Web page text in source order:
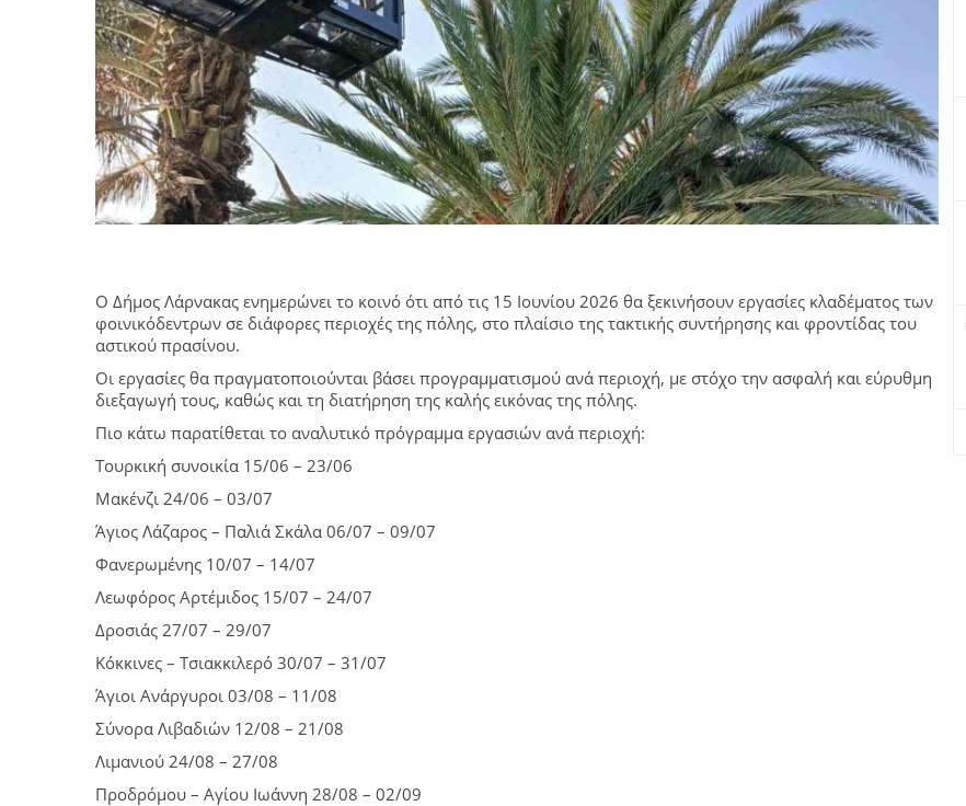
Ο Δήμος Λάρνακας ενημερώνει το κοινό ότι από τις 15 Ιουνίου 2026 θα ξεκινήσουν εργασίες κλαδέματος των
φοινικόδεντρων σε διάφορες περιοχές της πόλης, στο πλαίσιο της τακτικής συντήρησης και φροντίδας του
αστικού πρασίνου.
Οι εργασίες θα πραγματοποιούνται βάσει προγραμματισμού ανά περιοχή, με στόχο την ασφαλή και εύρυθμη
διεξαγωγή τους, καθώς και τη διατήρηση της καλής εικόνας της πόλης.
Πιο κάτω παρατίθεται το αναλυτικό πρόγραμμα εργασιών ανά περιοχή:
Τουρκική συνοικία 15/06 – 23/06
Μακένζι 24/06 – 03/07
Άγιος Λάζαρος – Παλιά Σκάλα 06/07 – 09/07
Φανερωμένης 10/07 – 14/07
Λεωφόρος Αρτέμιδος 15/07 – 24/07
Δροσιάς 27/07 – 29/07
Κόκκινες – Τσιακκιλερό 30/07 – 31/07
Άγιοι Ανάργυροι 03/08 – 11/08
Σύνορα Λιβαδιών 12/08 – 21/08
Λιμανιού 24/08 – 27/08
Προδρόμου – Αγίου Ιωάννη 28/08 – 02/09